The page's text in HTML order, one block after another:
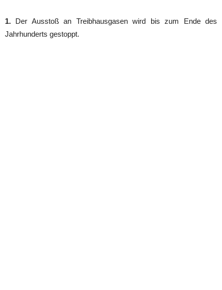
1. Der Ausstoß an Treibhausgasen wird bis zum Ende des
Jahrhunderts gestoppt.